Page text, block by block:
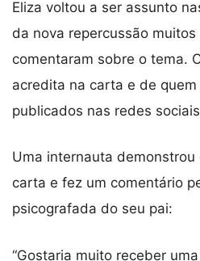
Eliza voltou a ser assunto
da nova repercussão
comentaram sobre o tema.
acredita na carta e de
publicados nas redes
Uma internauta
carta e fez um comentário
psicografada do seu pai:
“Gostaria muito receber